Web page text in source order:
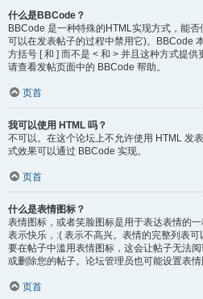
什么是BBCode？
BBCode 是一种特殊的HTML实现方式，能
可以在发表帖子的过程中禁用它)。BBCode
方括号 [ 和 ] 而不是 < 和 > 并且这种方式提
请查看发帖页面中的 BBCode 帮助。
页首
我可以使用 HTML 吗？
不可以。在这个论坛上不允许使用 HTML 发
式效果可以通过 BBCode 实现。
页首
什么是表情图标？
表情图标，或者笑脸图标是用于表达表情的
表示快乐，:( 表示不高兴。表情的完整列表
要在帖子中滥用表情图标，这会让帖子无法
或删除您的帖子。论坛管理员也可能设置表情
页首